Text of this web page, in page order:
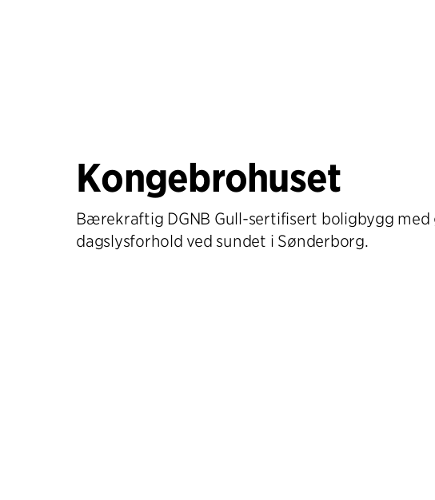
Kongebrohuset
Bærekraftig DGNB Gull-sertifisert boligbygg med
dagslysforhold ved sundet i Sønderborg.